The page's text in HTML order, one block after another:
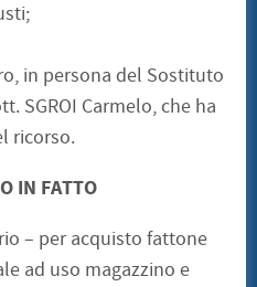
in persona del Sostituto
SGROI Carmelo, che ha
ricorso.
IN FATTO
– per acquisto fattone
ad uso magazzino e